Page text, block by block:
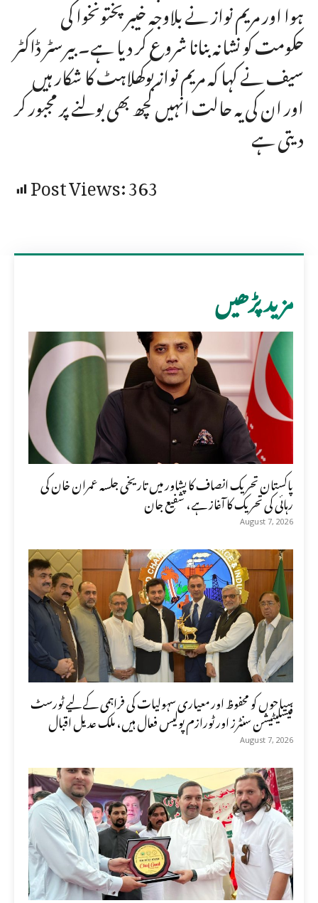
ہوا اور مریم نواز نے بلاوجہ خیبر پختونخوا کی
حکومت کو نشانہ بنانا شروع کر دیا ہے۔ بیرسٹر ڈاکٹر
سیف نے کہا کہ مریم نواز بوکھلاہٹ کا شکار ہیں
اور ان کی یہ حالت انہیں کچھ بھی بولنے پر مجبور کر
دیتی ہے
Post Views:363
مزید پڑھیں
پاکستان تحریک انصاف کا پشاور میں تاریخی جلسہ عمران خان کی
رہائی کی تحریک کا آغاز ہے، شفیع جان
August 7, 2026
سیاحوں کو محفوظ اور معیاری سہولیات کی فراہمی کے لیے ٹورسٹ
فیسلیٹیشن سنٹرز اور ٹورازم پولیس فعال ہیں، ملک عدیل اقبال
August 7, 2026